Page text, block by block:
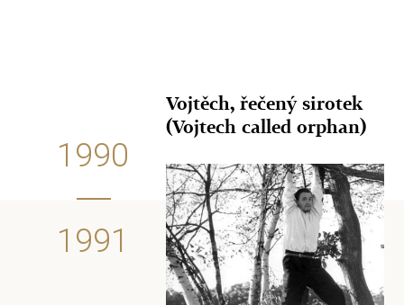
Vojtěch, řečený sirotek
(Vojtech called orphan)
1990
1991